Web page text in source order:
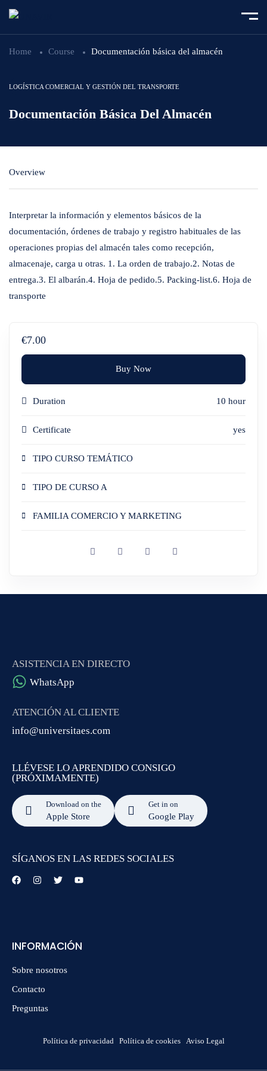
Home Course Documentación básica del almacén
LOGÍSTICA COMERCIAL Y GESTIÓN DEL TRANSPORTE
Documentación Básica Del Almacén
Overview
Interpretar la información y elementos básicos de la
documentación, órdenes de trabajo y registro habituales de las
operaciones propias del almacén tales como recepción,
almacenaje, carga u otras. 1. La orden de trabajo.2. Notas de
entrega.3. El albarán.4. Hoja de pedido.5. Packing-list.6. Hoja de
transporte
€7.00
Buy Now
Duration 10 hour
Certificate yes
TIPO CURSO TEMÁTICO
TIPO DE CURSO A
FAMILIA COMERCIO Y MARKETING
INFORMACIÓN
Sobre nosotros
Contacto
Preguntas
ASISTENCIA EN DIRECTO
WhatsApp
ATENCIÓN AL CLIENTE
info@universitaes.com
LLÉVESE LO APRENDIDO CONSIGO
(PRÓXIMAMENTE)
Download on the
Apple Store
Get in on
Google Play
SÍGANOS EN LAS REDES SOCIALES
Política de privacidad Política de cookies Aviso Legal